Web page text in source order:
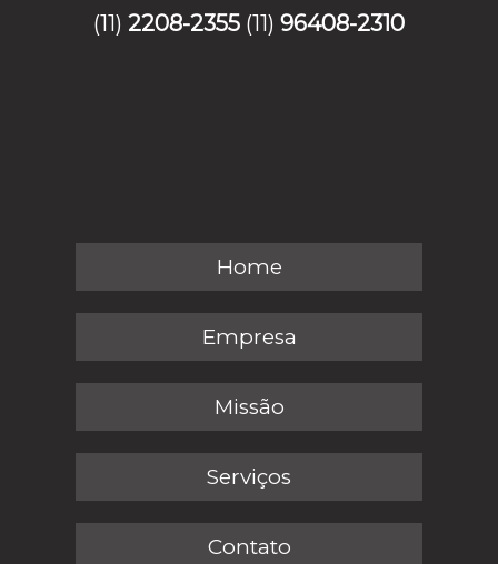
(11) 2208-2355 (11) 96408-2310
Home
Empresa
Missão
Serviços
Contato